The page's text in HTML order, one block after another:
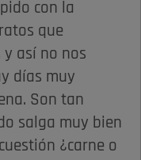
con la
que
así no nos
días muy
Son tan
salga muy bien
¿carne o